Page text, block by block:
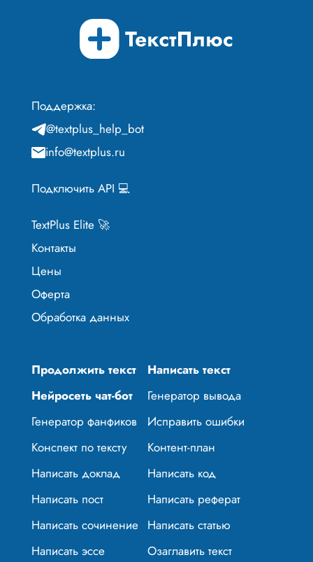
Поддержка:
@textplus_help_bot
info@textplus.ru
Подключить API 💻
TextPlus Elite 🚀
Контакты
Цены
Оферта
Обработка данных
Продолжить текст
Написать текст
Нейросеть чат-бот
Генератор вывода
Генератор фанфиков
Исправить ошибки
Конспект по тексту
Контент-план
Написать доклад
Написать код
Написать пост
Написать реферат
Написать сочинение Написать статью
Написать эссе
Озаглавить текст